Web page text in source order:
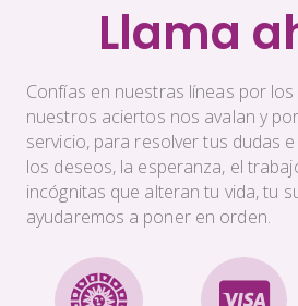
Llama
Confías en nuestras líneas por
nuestros aciertos nos avalan y
servicio, para resolver tus dudas
los deseos, la esperanza, el
incógnitas que alteran tu vida, tu
ayudaremos a poner en orden.